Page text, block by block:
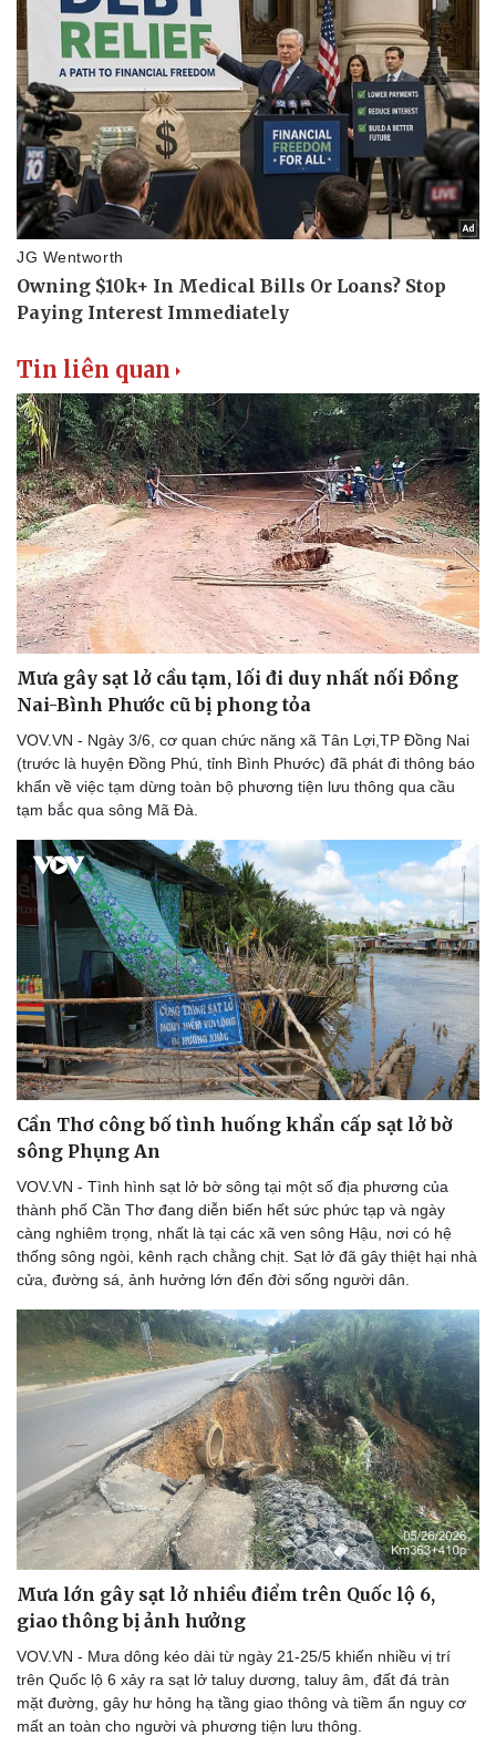
Thể thao
Bóng đá
Lịch thi đấu bóng đá
eSports
Hậu trường
Ô tô - Xe máy
Ô tô
Xe máy
Tin liên quan
Mưa gây sạt lở cầu tạm, lối đi duy nhất nối Đồng
Nai-Bình Phước cũ bị phong tỏa
VOV.VN - Ngày 3/6, cơ quan chức năng xã Tân Lợi,TP Đồng Nai
(trước là huyện Đồng Phú, tỉnh Bình Phước) đã phát đi thông báo
khẩn về việc tạm dừng toàn bộ phương tiện lưu thông qua cầu
tạm bắc qua sông Mã Đà.
Cần Thơ công bố tình huống khẩn cấp sạt lở bờ
sông Phụng An
VOV.VN - Tình hình sạt lở bờ sông tại một số địa phương của
thành phố Cần Thơ đang diễn biến hết sức phức tạp và ngày
càng nghiêm trọng, nhất là tại các xã ven sông Hậu, nơi có hệ
thống sông ngòi, kênh rạch chằng chịt. Sạt lở đã gây thiệt hại nhà
cửa, đường sá, ảnh hưởng lớn đến đời sống người dân.
Mưa lớn gây sạt lở nhiều điểm trên Quốc lộ 6,
giao thông bị ảnh hưởng
VOV.VN - Mưa dông kéo dài từ ngày 21-25/5 khiến nhiều vị trí
trên Quốc lộ 6 xảy ra sạt lở taluy dương, taluy âm, đất đá tràn
mặt đường, gây hư hỏng hạ tầng giao thông và tiềm ẩn nguy cơ
mất an toàn cho người và phương tiện lưu thông.